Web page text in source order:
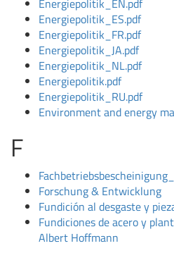
Energiepolitik_EN.pdf
Energiepolitik_ES.pdf
Energiepolitik_FR.pdf
Energiepolitik_JA.pdf
Energiepolitik_NL.pdf
Energiepolitik.pdf
Energiepolitik_RU.pdf
Environment and energy
F
Forschung & Entwicklung
Fundición al desgaste y
Fundiciones de acero y
Albert Hoffmann